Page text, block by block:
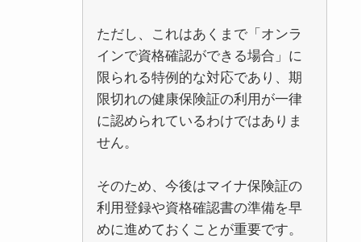
ただし、これはあくまで「オンラ
インで資格確認ができる場合」に
限られる特例的な対応であり、期
限切れの健康保険証の利用が一律
に認められているわけではありま
せん。
そのため、今後はマイナ保険証の
利用登録や資格確認書の準備を早
めに進めておくことが重要です。